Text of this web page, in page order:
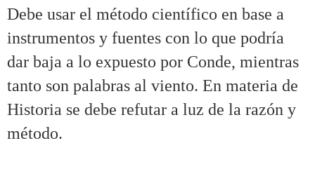
Debe usar el método científico en base a
instrumentos y fuentes con lo que podría
dar baja a lo expuesto por Conde, mientras
tanto son palabras al viento. En materia de
Historia se debe refutar a luz de la razón y
método.